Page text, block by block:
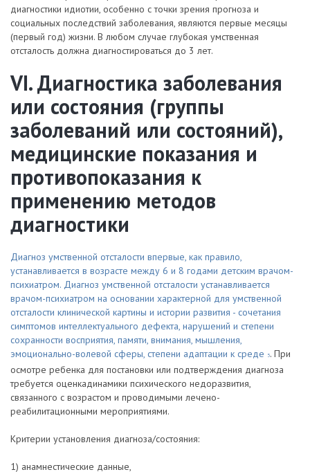
диагностики идиотии, особенно с точки зрения прогноза и
социальных последствий заболевания, являются первые месяцы
(первый год) жизни. В любом случае глубокая умственная
отсталость должна диагностироваться до 3 лет.
VI. Диагностика заболевания
или состояния (группы
заболеваний или состояний),
медицинские показания и
противопоказания к
применению методов
диагностики
Диагноз умственной отсталости впервые, как правило,
устанавливается в возрасте между 6 и 8 годами детским врачом-
психиатром. Диагноз умственной отсталости устанавливается
врачом-психиатром на основании характерной для умственной
отсталости клинической картины и истории развития - сочетания
симптомов интеллектуального дефекта, нарушений и степени
сохранности восприятия, памяти, внимания, мышления,
эмоционально-волевой сферы, степени адаптации к среде
5. При
осмотре ребенка для постановки или подтверждения диагноза
требуется оценкадинамики психического недоразвития,
связанного с возрастом и проводимыми лечено-
реабилитационными мероприятиями.
Критерии установления диагноза/состояния:
1) анамнестические данные,